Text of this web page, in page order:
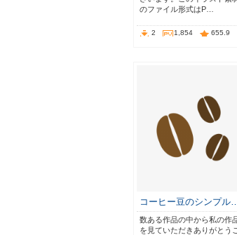
のファイル形式はP…
2 1,854 655.9
コーヒー豆のシンプル
数ある作品の中から私の作
を見ていただきありがとう